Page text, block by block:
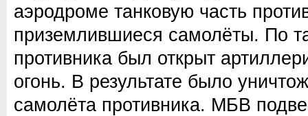
аэродроме танковую часть
приземлившиеся самолёты. По
противника был открыт
огонь. В результате было
самолёта противника. МБВ